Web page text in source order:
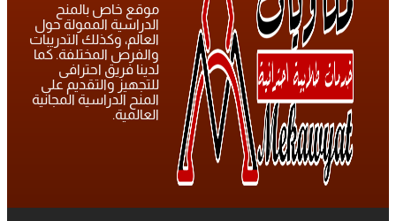
موقع خاص بالمنح
الدراسية الممولة حول
العالم، وكذلك التدريبات
والفرص المختلفة. كما
لدينا فريق احترافى
للتجهيز والتقديم على
المنح الدراسية المجانية
العالمية.